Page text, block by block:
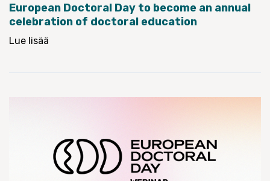
European Doctoral Day to become an annual
celebration of doctoral education
Lue lisää